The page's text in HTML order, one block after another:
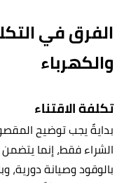
الفرق في
والكهرباء
تكلفة الاقتناء
بدايةً يجب توضيح
الشراء فقط، إنما
بالوقود وصيانة دورية،